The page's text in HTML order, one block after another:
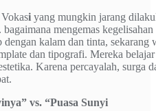
i yang mungkin jarang
mengemas
kalam dan tinta, sekarang
dan tipografi. Mereka
Karena percayalah, surga
vs. “Puasa Sunyi